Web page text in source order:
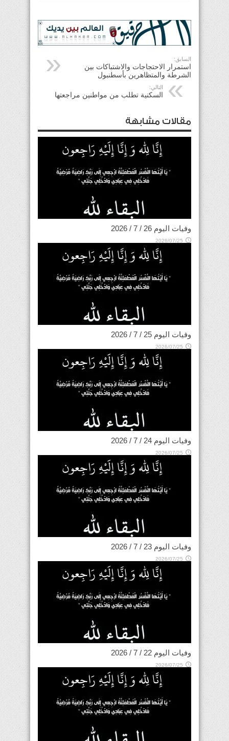
السابق:
استمرار الاحتجاجات والاشتباكات بين
الشرطة والمتظاهرين بأسطنبول
التالي:
السكنية تطلب من مواطنين مراجعتها
مقالات مشابهة
وفيات اليوم 26 / 7 / 2026
2026/07/25
وفيات اليوم 25 / 7 / 2026
2026/07/25
وفيات اليوم 24 / 7 / 2026
2026/07/25
وفيات اليوم 23 / 7 / 2026
2026/07/25
وفيات اليوم 22 / 7 / 2026
2026/07/25